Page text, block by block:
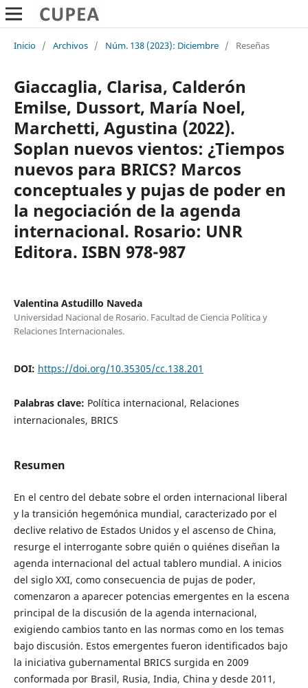
Inicio / Archivos / Núm. 138 (2023): Diciembre / Reseñas
Giaccaglia, Clarisa, Calderón
Emilse, Dussort, María Noel,
Marchetti, Agustina (2022).
Soplan nuevos vientos: ¿Tiempos
nuevos para BRICS? Marcos
conceptuales y pujas de poder en
la negociación de la agenda
internacional. Rosario: UNR
Editora. ISBN 978-987
Valentina Astudillo Naveda
Universidad Nacional de Rosario. Facultad de Ciencia Política y
Relaciones Internacionales.
DOI: https://doi.org/10.35305/cc.138.201
Palabras clave: Política internacional, Relaciones
internacionales, BRICS
Resumen
En el centro del debate sobre el orden internacional liberal
y la transición hegemónica mundial, caracterizado por el
declive relativo de Estados Unidos y el ascenso de China,
resurge el interrogante sobre quién o quiénes diseñan la
agenda internacional del actual tablero mundial. A inicios
del siglo XXI, como consecuencia de pujas de poder,
comenzaron a aparecer potencias emergentes en la escena
principal de la discusión de la agenda internacional,
exigiendo cambios tanto en las normas como en los temas
bajo discusión. Estos emergentes fueron identificados bajo
la iniciativa gubernamental BRICS surgida en 2009
conformada por Brasil, Rusia, India, China y desde 2011,